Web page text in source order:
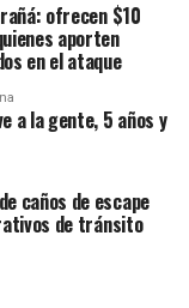
ofrecen $10
aporten
en el ataque
a la gente, 5 años y
caños de escape
de tránsito